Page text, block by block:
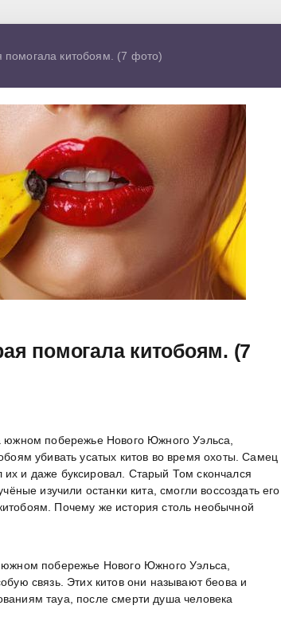
помогала китобоям. (7 фото)
помогала китобоям. (7
южном побережье Нового Южного Уэльса,
убивать усатых китов во время охоты. Самец
и даже буксировал. Старый Том скончался
изучили останки кита, смогли воссоздать его
Почему же история столь необычной
побережье Нового Южного Уэльса,
связь. Этих китов они называют беова и
тауа, после смерти душа человека